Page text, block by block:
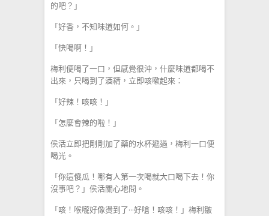
的吧？」
「好香，不知味道如何。」
「快喝啊！」
梅利便喝了一口，但感覺很沖，什麼味道都喝不
出來，只喝到了酒精，立即咳嗽起來：
「好辣！咳咳！」
「怎麼會辣的啦！」
侯活立即把剛剛加了藥的水杯遞過，梅利一口便
喝光。
「你這傻瓜！哪有人第一次喝就大口喝下去！你
沒事吧？」侯活關心地問。
「咳！喉嚨好像燙到了···好嗆！咳咳！」梅利皺